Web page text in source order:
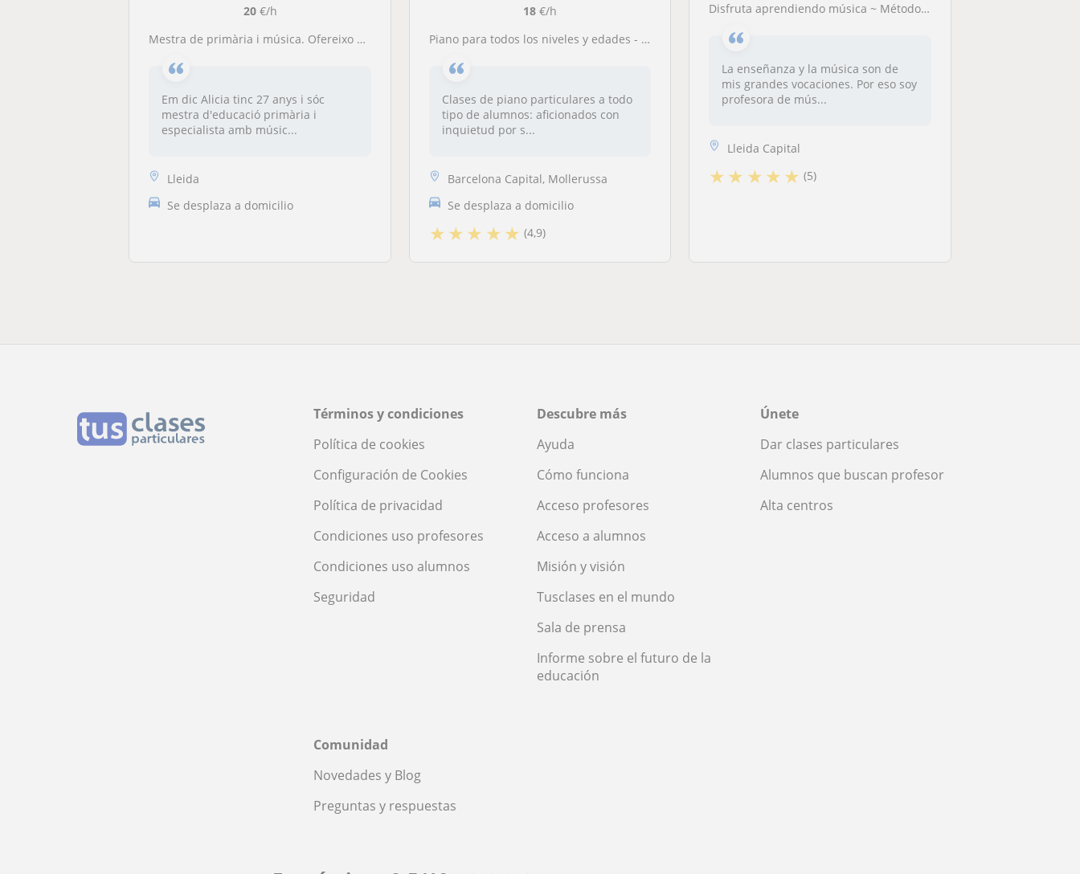
20€/h
Mestra de primària i música. Ofereixo classes de piano i llenguatge musical per 20 euros l'hora
Em dic Alicia tinc 27 anys i sóc
mestra d'educació primària i
especialista amb músic...
Lleida
Se desplaza a domicilio
18€/h
Piano para todos los niveles y edades - Especializado en adultos noveles (ENGLISH SPOKEN)
Clases de piano particulares a todo
tipo de alumnos: aficionados con
inquietud por s...
Barcelona Capital, Mollerussa
Se desplaza a domicilio
★★★ ★★ (4,9)
Disfruta aprendiendo música ~ Método didáctico y de rápida asimilación (Solfeo y piano)
La enseñanza y la música son de
mis grandes vocaciones. Por eso soy
profesora de mús...
Lleida Capital
★★ ★★★ (5)
Términos y condiciones
Política de cookies
Configuración de Cookies
Política de privacidad
Condiciones uso profesores
Condiciones uso alumnos
Seguridad
Descubre más
Ayuda
Cómo funciona
Acceso profesores
Acceso a alumnos
Misión y visión
Tusclases en el mundo
Sala de prensa
Informe sobre el futuro de la
educación
Únete
Dar clases particulares
Alumnos que buscan profesor
Alta centros
Comunidad
Novedades y Blog
Preguntas y respuestas